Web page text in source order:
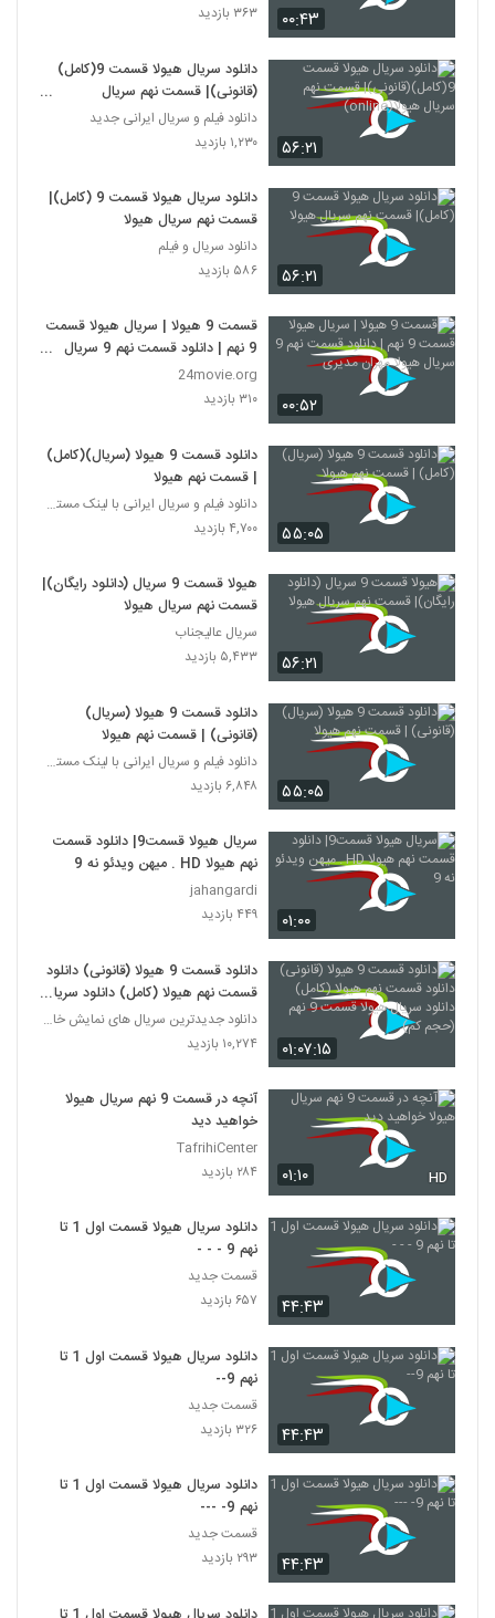
۰۰:۴۳
۳۶۳ بازدید
۵۶:۲۱
دانلود سریال هیولا قسمت 9(کامل)
(قانونی)| قسمت نهم سریال
هیولا(online)
دانلود فیلم و سریال ایرانی جدید
۱,۲۳۰ بازدید
۵۶:۲۱
دانلود سریال هیولا قسمت 9 (کامل)|
قسمت نهم سریال هیولا
دانلود سریال و فیلم
۵۸۶ بازدید
۰۰:۵۲
قسمت 9 هیولا | سریال هیولا قسمت
9 نهم | دانلود قسمت نهم 9 سریال
هیولا مهران مدیری
24movie.org
۳۱۰ بازدید
۵۵:۰۵
دانلود قسمت 9 هیولا (سریال)(کامل)
| قسمت نهم هیولا
دانلود فیلم و سریال ایرانی با لینک مستقیم
۴,۷۰۰ بازدید
۵۶:۲۱
هیولا قسمت 9 سریال (دانلود رایگان)|
قسمت نهم سریال هیولا
سریال عالیجناب
۵,۴۳۳ بازدید
۵۵:۰۵
دانلود قسمت 9 هیولا (سریال)
(قانونی) | قسمت نهم هیولا
دانلود فیلم و سریال ایرانی با لینک مستقیم
۶,۸۴۸ بازدید
۰۱:۰۰
سریال هیولا قسمت9| دانلود قسمت
نهم هیولا HD . میهن ویدئو نه 9
jahangardi
۴۴۹ بازدید
۰۱:۰۷:۱۵
دانلود قسمت 9 هیولا (قانونی) دانلود
قسمت نهم هیولا (کامل) دانلود سریال
هیولا قسمت 9 نهم (حجم کم)
دانلود جدیدترین سریال های نمایش خانگی
۱۰,۲۷۴ بازدید
۰۱:۱۰ HD
آنچه در قسمت 9 نهم سریال هیولا
خواهید دید
TafrihiCenter
۲۸۴ بازدید
۴۴:۴۳
دانلود سریال هیولا قسمت اول 1 تا
نهم 9 - - -
قسمت جدید
۶۵۷ بازدید
۴۴:۴۳
دانلود سریال هیولا قسمت اول 1 تا
نهم 9--
قسمت جدید
۳۲۶ بازدید
۴۴:۴۳
دانلود سریال هیولا قسمت اول 1 تا
نهم 9- ---
قسمت جدید
۲۹۳ بازدید